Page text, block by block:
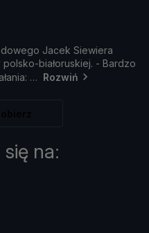
Jacek Siewiera
polsko-białoruskiej. - Bardzo
ania: Rozwiń
się na: